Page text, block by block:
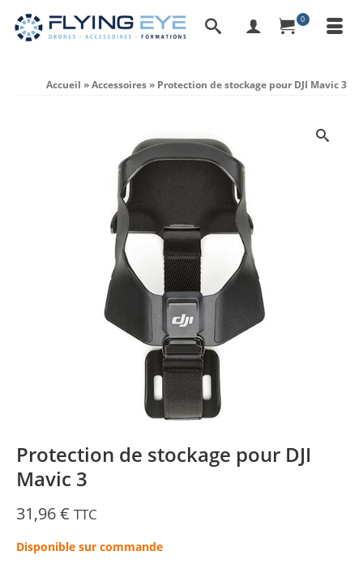
0
Accueil »Accessoires» Protection de stockage pour DJI Mavic 3
Protection de stockage pour DJI
Mavic 3
31,96€ TTC
Disponible sur commande